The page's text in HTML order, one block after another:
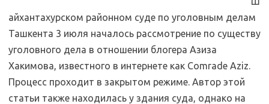
айхантахурском районном суде по уголовным делам
Ташкента 3 июля началось рассмотрение по существу
уголовного дела в отношении блогера Азиза
Хакимова, известного в интернете как Comrade Aziz.
Процесс проходит в закрытом режиме. Автор этой
статьи также находилась у здания суда, однако на